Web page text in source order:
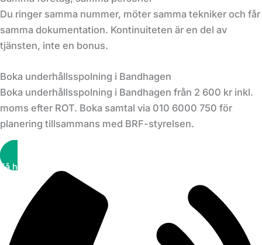
Du ringer samma nummer, möter samma tekniker och får
samma dokumentation. Kontinuiteten är en del av
tjänsten, inte en bonus.
Boka underhållsspolning i Bandhagen
Boka underhållsspolning i Bandhagen från 2 600 kr inkl.
moms efter ROT. Boka samtal via 010 6000 750 för
planering tillsammans med BRF-styrelsen.
Få hjälp snabbt!